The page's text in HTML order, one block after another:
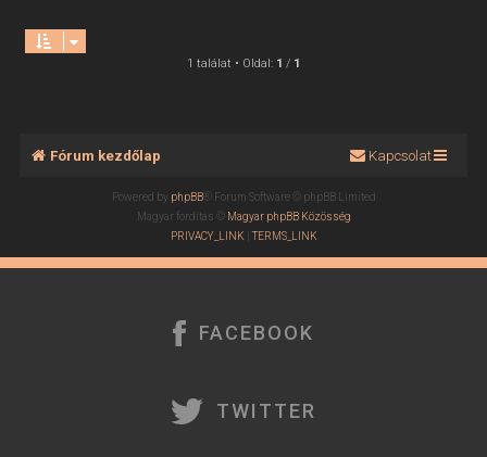
1 találat • Oldal: 1 / 1
Fórum kezdőlap Kapcsolat
Powered by phpBB® Forum Software © phpBB Limited
Magyar fordítás ©
Magyar phpBB Közösség
PRIVACY_LINK| TERMS_LINK
FACEBOOK
TWITTER